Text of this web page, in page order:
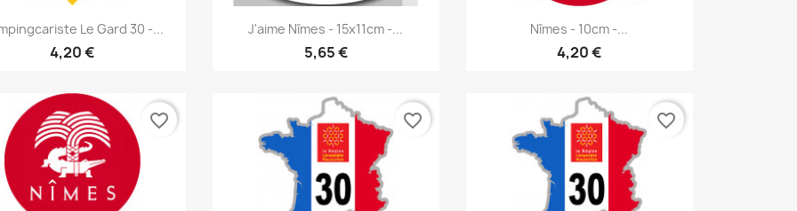
Aperçu rapide
Le Gard 30 -...
4,20 €
 Aperçu rapide
J'aime Nîmes - 15x11cm -...
5,65 €
Aperçu rapide
Nîmes - 10cm -...
4,20 €
favorite_border favorite_border favorite_border